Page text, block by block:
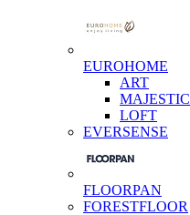
EUROHOME
ART
MAJESTIC
LOFT
EVERSENSE
FLOORPAN
FORESTFLOOR